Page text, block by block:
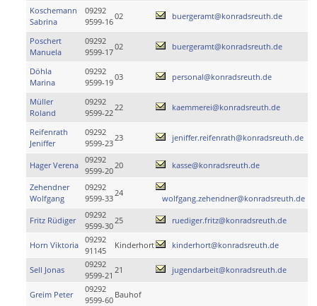
Koschemann
Sabrina
09292
9599-16
02 buergeramt@konradsreuth.de
Poschert
Manuela
09292
9599-17
02 buergeramt@konradsreuth.de
Döhla
Marina
09292
9599-19
03 personal@konradsreuth.de
Müller
Roland
09292
9599-22
22 kaemmerei@konradsreuth.de
Reifenrath
Jeniffer
09292
9599-23
23 jeniffer.reifenrath@konradsreuth.de
Hager Verena
09292
9599-20
20 kasse@konradsreuth.de
Zehendner
Wolfgang
09292
9599-33
24
wolfgang.zehendner@konradsreuth.de
Fritz Rüdiger
09292
9599-30
25 ruediger.fritz@konradsreuth.de
Horn Viktoria
09292
91145
Kinderhort kinderhort@konradsreuth.de
Sell Jonas
09292
9599-21
21 jugendarbeit@konradsreuth.de
Greim Peter
09292
9599-60
Bauhof